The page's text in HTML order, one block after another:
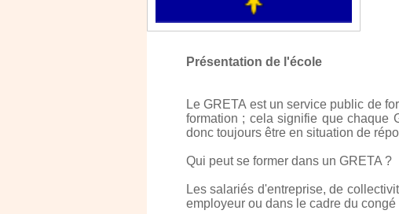
Présentation de l'école
Le GRETA est un service public de
formation ; cela signifie que chaque
donc toujours être en situation de
Qui peut se former dans un GRETA ?
Les salariés d'entreprise, de
employeur ou dans le cadre du